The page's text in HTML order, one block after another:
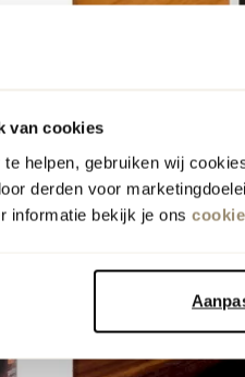
van cookies
helpen, gebruiken wij
derden voor
informatie bekijk je ons